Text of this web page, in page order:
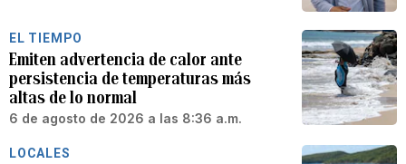
EL TIEMPO
Emiten advertencia de calor ante
persistencia de temperaturas más
altas de lo normal
6 de agosto de 2026 a las 8:36 a.m.
LOCALES